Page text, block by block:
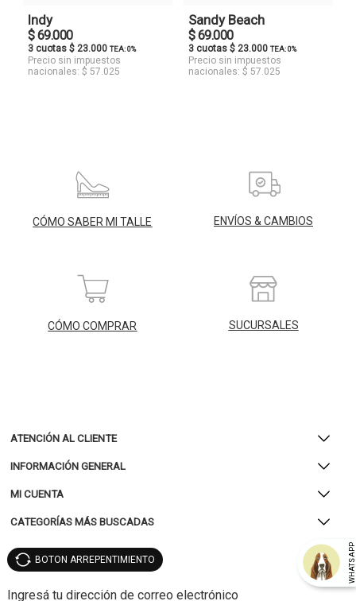
Indy
$ 69.000
3 cuotas $ 23.000 TEA: 0%
Precio sin impuestos
nacionales: $ 57.025
Sandy Beach
$ 69.000
3 cuotas $ 23.000 TEA: 0%
Precio sin impuestos
nacionales: $ 57.025
CÓMO SABER MI TALLE ENVÍOS & CAMBIOS
CÓMO COMPRAR SUCURSALES
ATENCIÓN AL CLIENTE
INFORMACIÓN GENERAL
MI CUENTA
CATEGORÍAS MÁS BUSCADAS
WHATSAPP
BOTON ARREPENTIMIENTO